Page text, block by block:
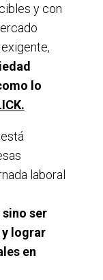
y con
lo
laboral
ser
lograr
en